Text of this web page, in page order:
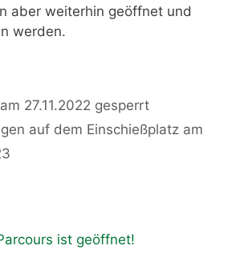
aber weiterhin geöffnet und
werden.
27.11.2022 gesperrt
auf dem Einschießplatz am
ist geöffnet!